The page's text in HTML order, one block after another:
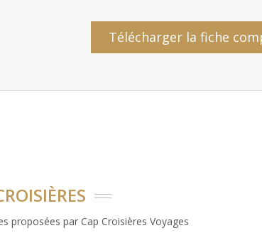
Télécharger la fiche
proposées par Cap Croisières Voyages